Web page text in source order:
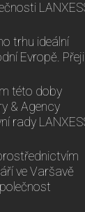
trhu ideální
Evropě. Přeji
této doby
& Agency
rady
ve Varšavě